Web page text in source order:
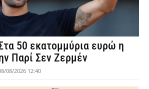
50 εκατομμύρια ευρώ η
Παρί Σεν Ζερμέν
08/2026 12:40